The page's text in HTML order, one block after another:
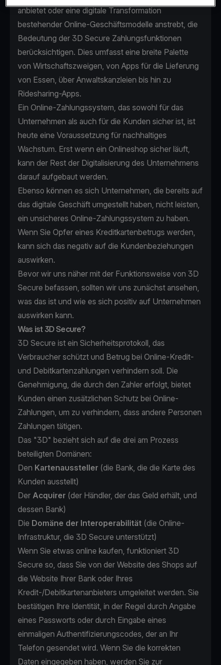
anbietet oder eine digitale Transformation
bestehender Online-Geschäftsmodelle anstrebt, die
Bedeutung der 3D Secure Zahlungsfunktionen
berücksichtigen. Dies umfasst eine breite Palette
von Wirtschaftszweigen, von Apps für die Lieferung
von Essen, über Anwaltskanzleien bis hin zu
Ridesharing-Apps.
Ein Online-Zahlungssystem, das sowohl für das
Unternehmen als auch für die Kunden sicher ist, ist
heute eine Voraussetzung für nachhaltiges
Wachstum. Erst wenn ein Onlineshop sicher läuft,
kann der Rest der Digitalisierung des Unternehmens
darauf aufgebaut werden.
Ebenso können es sich Unternehmen, die bereits auf
das digitale Geschäft umgestellt haben, nicht leisten,
ein unsicheres Online-Zahlungssystem zu haben.
Wenn Sie Opfer eines Kreditkartenbetrugs werden,
kann sich das negativ auf die Kundenbeziehungen
auswirken.
Bevor wir uns näher mit der Funktionsweise von 3D
Secure befassen, sollten wir uns zunächst ansehen,
was das ist und wie es sich positiv auf Unternehmen
auswirken kann.
Was ist 3D Secure?
3D Secure ist ein Sicherheitsprotokoll, das
Verbraucher schützt und Betrug bei Online-Kredit-
und Debitkartenzahlungen verhindern soll. Die
Genehmigung, die durch den Zahler erfolgt, bietet
Kunden einen zusätzlichen Schutz bei Online-
Zahlungen, um zu verhindern, dass andere Personen
Zahlungen tätigen.
Das "3D" bezieht sich auf die drei am Prozess
beteiligten Domänen:
Den Kartenaussteller (die Bank, die die Karte des
Kunden ausstellt)
Der Acquirer (der Händler, der das Geld erhält, und
dessen Bank)
Die Domäne der Interoperabilität (die Online-
Infrastruktur, die 3D Secure unterstützt)
Wenn Sie etwas online kaufen, funktioniert 3D
Secure so, dass Sie von der Website des Shops auf
die Website Ihrer Bank oder Ihres
Kredit-/Debitkartenanbieters umgeleitet werden. Sie
bestätigen Ihre Identität, in der Regel durch Angabe
eines Passworts oder durch Eingabe eines
einmaligen Authentifizierungscodes, der an Ihr
Telefon gesendet wird. Wenn Sie die korrekten
Daten eingegeben haben, werden Sie zur